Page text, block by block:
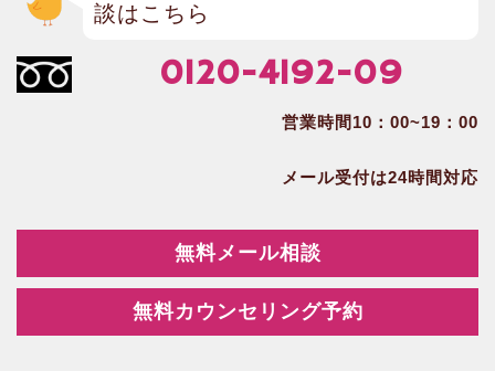
談はこちら
0120-4192-09
営業時間10：00~19：00
メール受付は24時間対応
無料メール相談
無料カウンセリング予約